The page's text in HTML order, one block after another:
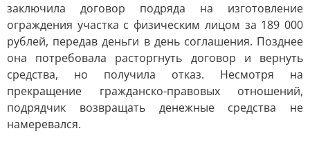
заключила договор подряда на изготовление
ограждения участка с физическим лицом за 189 000
рублей, передав деньги в день соглашения. Позднее
она потребовала расторгнуть договор и вернуть
средства, но получила отказ. Несмотря на
прекращение гражданско-правовых отношений,
подрядчик возвращать денежные средства не
намеревался.